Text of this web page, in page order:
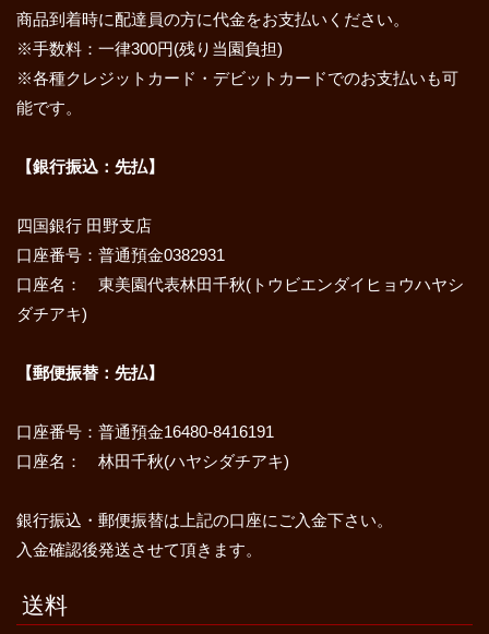
商品到着時に配達員の方に代金をお支払いください。
※手数料：一律300円(残り当園負担)
※各種クレジットカード・デビットカードでのお支払いも可
能です。
【銀行振込：先払】
四国銀行 田野支店
口座番号：普通預金0382931
口座名： 東美園代表林田千秋(トウビエンダイヒョウハヤシ
ダチアキ)
【郵便振替：先払】
口座番号：普通預金16480-8416191
口座名： 林田千秋(ハヤシダチアキ)
銀行振込・郵便振替は上記の口座にご入金下さい。
入金確認後発送させて頂きます。
送料